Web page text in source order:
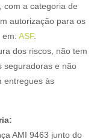
com a categoria de
autorização para os
em: ASF.
dos riscos, não tem
seguradoras e não
entregues às
AMI 9463 junto do